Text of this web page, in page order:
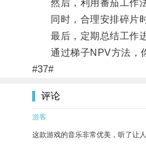
然后，利用番茄工作法
同时，合理安排碎片时
最后，定期总结工作进
通过梯子NPV方法，你
#37#
评论
游客
这款游戏的音乐非常优美，听了让人